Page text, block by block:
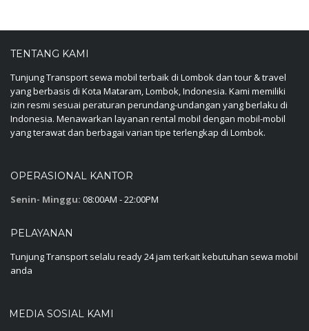
TENTANG KAMI
Tunjung Transport sewa mobil terbaik di Lombok dan tour & travel
yang berbasis di Kota Mataram, Lombok, Indonesia. Kami memiliki
izin resmi sesuai peraturan perundang-undangan yang berlaku di
Indonesia. Menawarkan layanan rental mobil dengan mobil-mobil
yang terawat dan berbagai varian tipe terlengkap di Lombok.
OPERASIONAL KANTOR
Senin- Minggu: 08:00AM - 22:00PM
PELAYANAN
Tunjung Transport selalu ready 24 jam terkait kebutuhan sewa mobil
anda
MEDIA SOSIAL KAMI